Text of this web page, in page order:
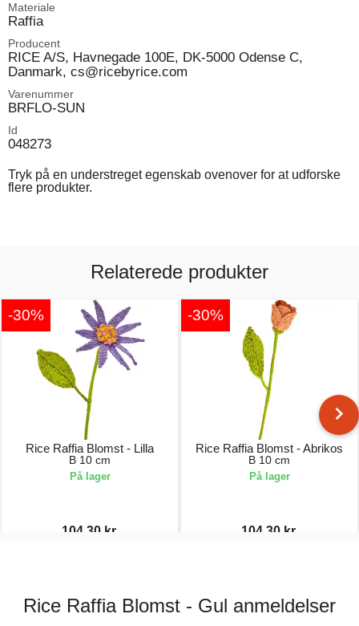
Materiale
Raffia
Producent
RICE A/S, Havnegade 100E, DK-5000 Odense C,
Danmark, cs@ricebyrice.com
Varenummer
BRFLO-SUN
Id
048273
Tryk på en understreget egenskab ovenover for at udforske
flere produkter.
Relaterede produkter
-30%
Rice Raffia Blomst - Lilla
B 10 cm
På lager
104,30 kr.
-30%
Rice Raffia Blomst - Abrikos
B 10 cm
På lager
104,30 kr.
Rice Raffia Blomst - Gul anmeldelser